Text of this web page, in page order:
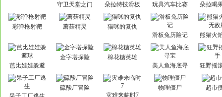
守卫天堂之门
朵拉特技滑板 玩具汽车比赛
朵拉喝
彩弹枪射靶 蘑菇精灵
猫咪的复仇
滑板兔历险记
熊猫火
芭比娃娃躲避
金字塔探险
棉花糖英雄
美人鱼海底寻
狂野摇
硫酸厂冒险
灾难来临时7
物理僵尸 超市